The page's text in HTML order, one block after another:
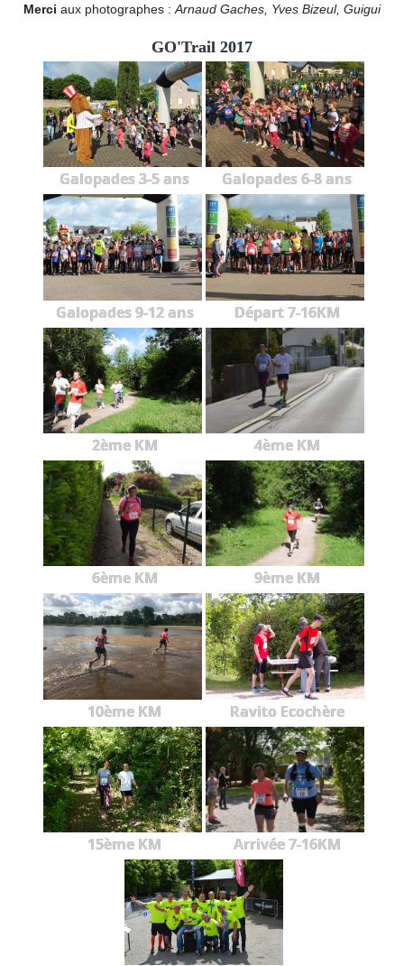
Merci aux photographes : Arnaud Gaches, Yves Bizeul, Guigui
GO'Trail 2017
Galopades 3-5 ans Galopades 6-8 ans
Galopades 9-12 ans Départ 7-16KM
2ème KM 4ème KM
6ème KM 9ème KM
10ème KM Ravito Ecochère
15ème KM Arrivée 7-16KM